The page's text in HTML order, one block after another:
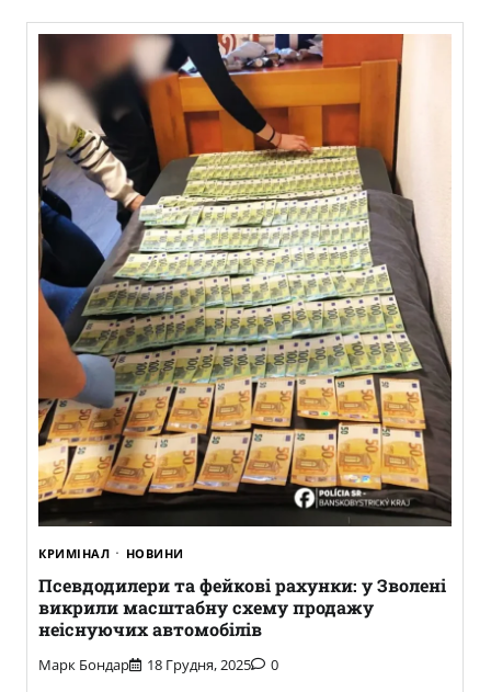
КРИМІНАЛ НОВИНИ
Псевдодилери та фейкові рахунки: у Зволені
викрили масштабну схему продажу
неіснуючих автомобілів
Марк Бондар 18 Грудня, 2025 0